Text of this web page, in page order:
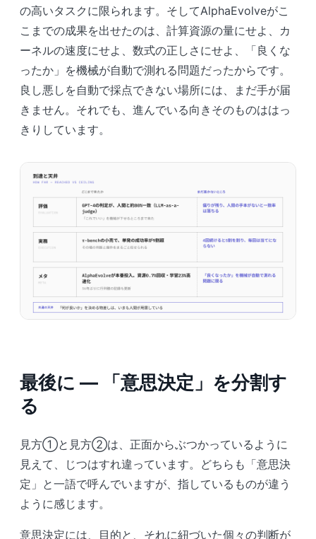
の高いタスクに限られます。そしてAlphaEvolveがこ
こまでの成果を出せたのは、計算資源の量にせよ、カ
ーネルの速度にせよ、数式の正しさにせよ、「良くな
ったか」を機械が自動で測れる問題だったからです。
良し悪しを自動で採点できない場所には、まだ手が届
きません。それでも、進んでいる向きそのものははっ
きりしています。
最後に ― 「意思決定」を分割す
る
見方①と見方②は、正面からぶつかっているように
見えて、じつはすれ違っています。どちらも「意思決
定」と一語で呼んでいますが、指しているものが違う
ように感じます。
意思決定には、目的と、それに紐づいた個々の判断が